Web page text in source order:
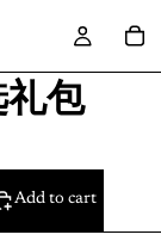
礼包
Add to cart